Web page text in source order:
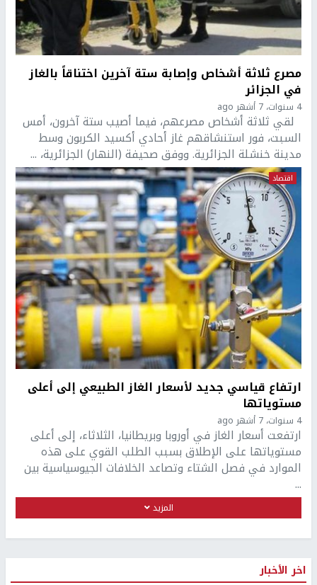
مصرع ثلاثة أشخاص وإصابة ستة آخرين اختناقاً بالغاز
في الجزائر
4 سنوات، 7 أشهر ago
لقي ثلاثة أشخاص مصرعهم، فيما أصيب ستة آخرون، أمس
السبت، فور استنشاقهم غاز أحادي أكسيد الكربون وسط
مدينة خنشلة الجزائرية. ووفق صحيفة (النهار) الجزائرية، ...
اقتصاد
ارتفاع قياسي جديد لأسعار الغاز الطبيعي إلى أعلى
مستوياتها
4 سنوات، 7 أشهر ago
ارتفعت أسعار الغاز في أوروبا وبريطانيا، الثلاثاء، إلى أعلى
مستوياتها على الإطلاق بسبب الطلب القوي على هذه
الموارد في فصل الشتاء وتصاعد الخلافات الجيوسياسية بين
...
المزيد
اخر الأخبار